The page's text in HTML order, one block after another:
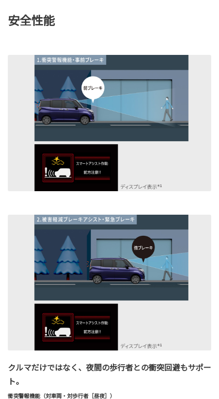
安全性能
クルマだけではなく、夜間の歩行者との衝突回避もサポー
ト。
衝突警報機能（対車両・対歩行者［昼夜］）